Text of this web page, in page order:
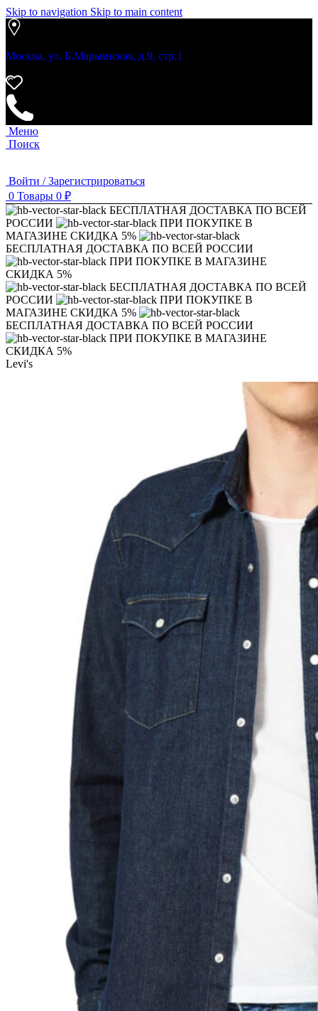
Skip to navigation Skip to main content
Москва, ул. Б.Марьинская, д.9, стр.1
Меню
Поиск
Войти / Зарегистрироваться
0 Товары 0 ₽
БЕСПЛАТНАЯ ДОСТАВКА ПО ВСЕЙ
РОССИИ
ПРИ ПОКУПКЕ В
МАГАЗИНЕ СКИДКА 5%
БЕСПЛАТНАЯ ДОСТАВКА ПО ВСЕЙ РОССИИ
ПРИ ПОКУПКЕ В МАГАЗИНЕ
СКИДКА 5%
БЕСПЛАТНАЯ ДОСТАВКА ПО ВСЕЙ
РОССИИ
ПРИ ПОКУПКЕ В
МАГАЗИНЕ СКИДКА 5%
БЕСПЛАТНАЯ ДОСТАВКА ПО ВСЕЙ РОССИИ
ПРИ ПОКУПКЕ В МАГАЗИНЕ
СКИДКА 5%
Levi's